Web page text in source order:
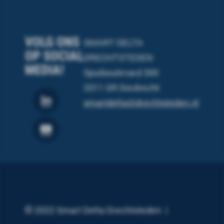
SMART DELTA
DRECHTSTEDEN
Spuiboulevard 300
3311 GR Dordrecht
smartdelta@drechtsteden.nl
VOLG ONS
OP SOCIAL
MEDIA!
2022 Smart Delta Drechtsteden